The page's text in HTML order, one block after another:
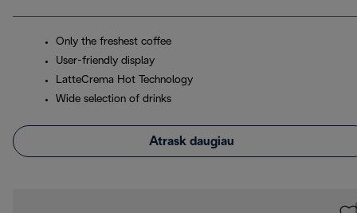
Only the freshest coffee
User-friendly display
LatteCrema Hot Technology
Wide selection of drinks
Atrask daugiau